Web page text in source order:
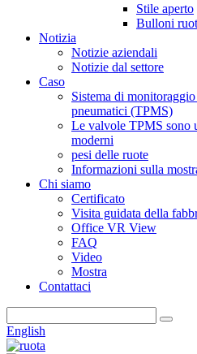
Stile aperto
Bulloni
Notizia
Notizie aziendali
Notizie dal settore
Caso
Sistema di
pneumatici (TPMS)
Le valvole TPMS sono
moderni
pesi delle ruote
Informazioni sulla
Chi siamo
Certificato
Visita guidata della
Office VR View
FAQ
Video
Mostra
Contattaci
English